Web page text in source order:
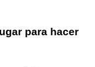
para hacer